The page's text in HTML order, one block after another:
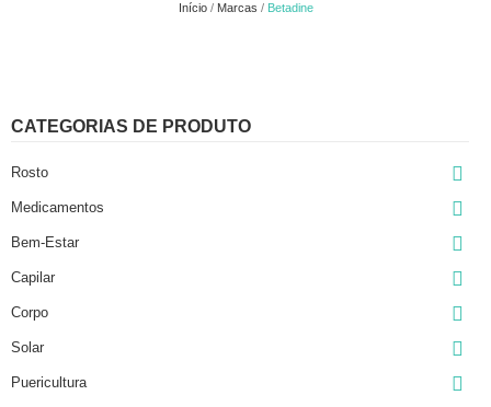
Início Marcas Betadine
CATEGORIAS DE PRODUTO
Rosto 
Medicamentos 
Bem-Estar 
Capilar 
Corpo 
Solar 
Puericultura 